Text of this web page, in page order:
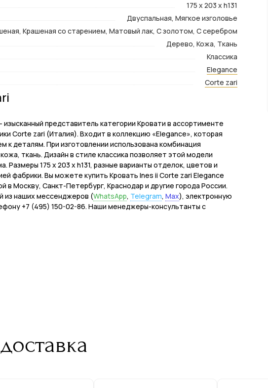
175 x 203 x h131
Двуспальная, Мягкое изголовье
Крашеная со старением, Матовый лак, С золотом, С серебром
Дерево, Кожа, Ткань
Классика
Elegance
Corte zari
представитель категории Кровати в ассортименте
Corte zari (Италия). Входит в коллекцию «Elegance», которая
к деталям. При изготовлении использована комбинация
ткань. Дизайн в стиле классика позволяет этой модели
Размеры 175 x 203 x h131, разные варианты отделок, цветов и
фабрики. Вы можете купить Кровать Ines ii Corte zari Elegance
в Москву, Санкт-Петербург, Краснодар и другие города России.
из наших мессенджеров (WhatsApp, Telegram, Max), электронную
+7 (495) 150-02-86. Наши менеджеры-консультанты с